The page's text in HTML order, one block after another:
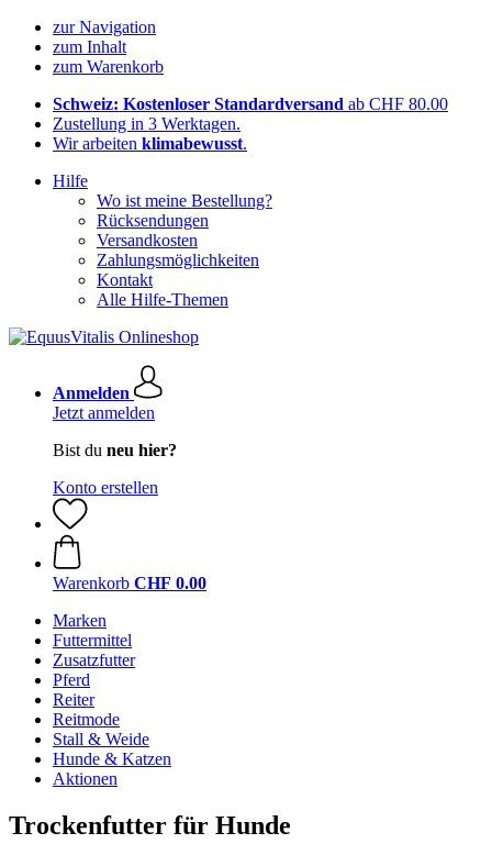
zur Navigation
zum Inhalt
zum Warenkorb
Schweiz: Kostenloser Standardversand ab CHF 80.00
Zustellung in 3 Werktagen.
Wir arbeiten klimabewusst.
Hilfe
Wo ist meine Bestellung?
Rücksendungen
Versandkosten
Zahlungsmöglichkeiten
Kontakt
Alle Hilfe-Themen
Anmelden
Jetzt anmelden
Bist du neu hier?
Konto erstellen
Warenkorb CHF 0.00
Marken
Futtermittel
Zusatzfutter
Pferd
Reiter
Reitmode
Stall & Weide
Hunde & Katzen
Aktionen
Trockenfutter für Hunde